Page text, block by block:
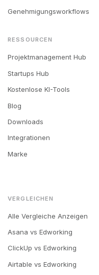
Genehmigungsworkflows
RESSOURCEN
Projektmanagement Hub
Startups Hub
Kostenlose KI-Tools
Blog
Downloads
Integrationen
Marke
VERGLEICHEN
Alle Vergleiche Anzeigen
Asana vs Edworking
ClickUp vs Edworking
Airtable vs Edworking